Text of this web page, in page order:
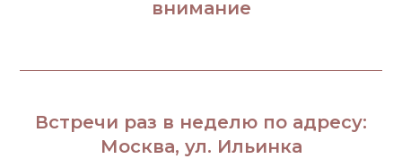
внимание
Встречи раз в неделю по адресу:
Москва, ул. Ильинка